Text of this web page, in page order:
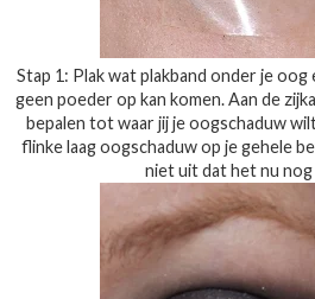
Stap 1: Plak wat plakband onder je
geen poeder op kan komen. Aan de
bepalen tot waar jij je oogschaduw
flinke laag oogschaduw op je gehele
niet uit dat het nu nog